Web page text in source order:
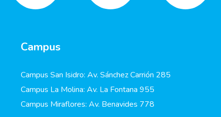
Campus
Campus San Isidro: Av. Sánchez Carrión 285
Campus La Molina: Av. La Fontana 955
Campus Miraflores: Av. Benavides 778